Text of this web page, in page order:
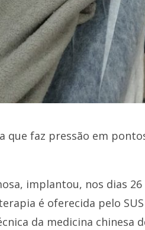
que faz pressão em
implantou, nos dias
é oferecida pelo
da medicina chinesa